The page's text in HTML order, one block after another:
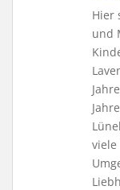
Hier
und
viele